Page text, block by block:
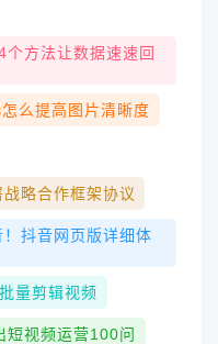
方法让数据速速回
么提高图片清晰度
略合作框架协议
抖音网页版详细体
批量剪辑视频
短视频运营100问